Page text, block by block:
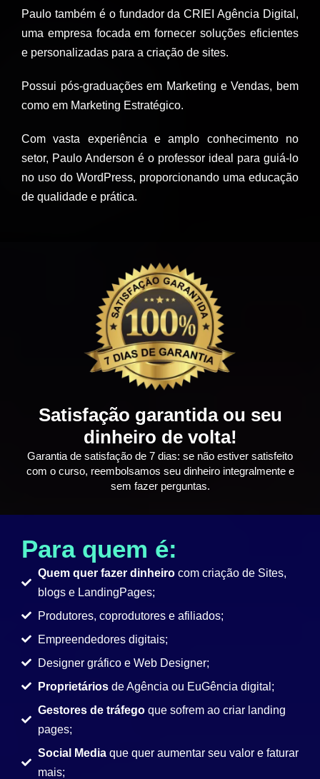
Paulo também é o fundador da CRIEI Agência Digital,
uma empresa focada em fornecer soluções eficientes
e personalizadas para a criação de sites.
Possui pós-graduações em Marketing e Vendas, bem
como em Marketing Estratégico.
Com vasta experiência e amplo conhecimento no
setor, Paulo Anderson é o professor ideal para guiá-lo
no uso do WordPress, proporcionando uma educação
de qualidade e prática.
Satisfação garantida ou seu
dinheiro de volta!
Garantia de satisfação de 7 dias: se não estiver satisfeito
com o curso, reembolsamos seu dinheiro integralmente e
sem fazer perguntas.
Para quem é:
Quem quer fazer dinheiro com criação de Sites,
blogs e LandingPages;
Produtores, coprodutores e afiliados;
Empreendedores digitais;
Designer gráfico e Web Designer;
Proprietários de Agência ou EuGência digital;
Gestores de tráfegoque sofrem ao criar landing
pages;
Social Media que quer aumentar seu valor e faturar
mais;